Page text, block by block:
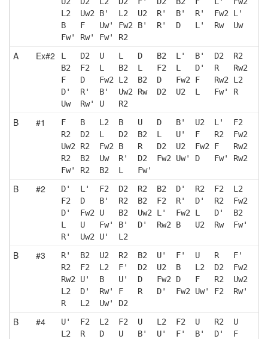
L2  Uw2 B'  L2  U2  R'  B'  R'  Fw2 L'
B   F   Uw' Fw2 B'  R'  D   L'  Rw  Uw
Fw' Rw' Fw' R2
A Ex#2
L   D2  U   L   D   B2  L'  B'  D2  R2
B2  F2  L   B2  L   F2  L   D'  R   Rw2
F   D   Fw2 L2  B2  D   Fw2 F   Rw2 L2
D'  R'  B'  Uw2 Rw  D2  U2  L   Fw' R
Uw  Rw' U   R2
B #1
F   B   L2  B   U   D   B'  U2  L'  F2
R2  D2  L   D2  B2  L   U'  F   R2  Fw2
Uw2 R2  Fw2 B   R   D2  U2  Fw2 F   Rw2
R2  B2  Uw  R'  D2  Fw2 Uw' D   Fw' Rw2
Fw' R2  B2  L   Fw'
B #2
D'  L'  F2  D2  R2  B2  D'  R2  F2  L2
F2  D   B'  R2  B2  F2  R'  D'  R2  Fw2
D'  Fw2 U   B2  Uw2 L'  Fw2 L   D'  B2
L   U   Fw' B'  D'  Rw2 B   U2  Rw  Fw'
R'  Uw2 U'  L2
B #3
R'  B2  U2  R2  B2  U'  F'  U   R   F'
R2  F2  L2  F'  D2  U2  B   L2  D2  Fw2
Rw2 U'  B   U'  D   Fw2 D   F   R2  Uw2
L2  D'  Rw' F   R   D'  Fw2 Uw' F2  Rw'
R   L2  Uw' D2
B #4
U'  F2  L2  F2  U   L2  F2  U   R2  U
L2  R   D   U   B'  U'  F'  B'  D'  F